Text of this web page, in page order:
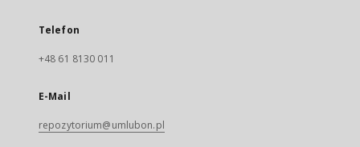
Telefon
+48 61 8130 011
E-Mail
repozytorium@umlubon.pl